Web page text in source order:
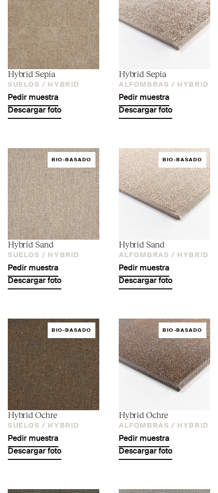
Hybrid Sepia
SUELOS / HYBRID
Pedir muestra
Descargar foto
Hybrid Sepia
ALFOMBRAS / HYBRID
Pedir muestra
Descargar foto
BIO-BASADO
Hybrid Sand
SUELOS / HYBRID
Pedir muestra
Descargar foto
BIO-BASADO
Hybrid Sand
ALFOMBRAS / HYBRID
Pedir muestra
Descargar foto
BIO-BASADO
Hybrid Ochre
SUELOS / HYBRID
Pedir muestra
Descargar foto
BIO-BASADO
Hybrid Ochre
ALFOMBRAS / HYBRID
Pedir muestra
Descargar foto